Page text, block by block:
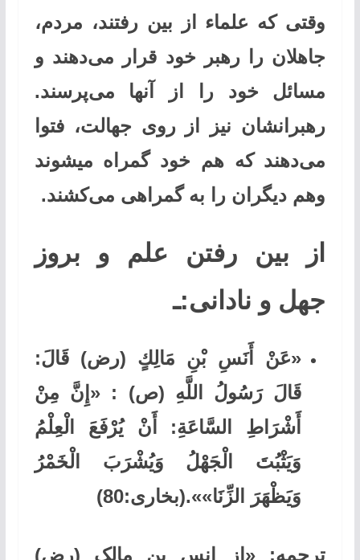
وقتی كه علماء از بین رفتند، مردم،
جاهلان را رهبر خود قرار می‌دهند و
مسائل خود را از آنها می‌پرسند.
رهبرانشان نیز از روی جهالت، فتوا
می‌دهند كه هم خود گمراه میشوند
وهم دیگران را به گمراهی می‌كشند.
از بين رفتن علم و بروز
جهل و نادانی:ـ
«عَنْ أَنَسِ بْنِ مَالِكٍ (رض) قَالَ:
قَالَ رَسُولُ اللَّهِ (ص) : «إِنَّ مِنْ
أَشْرَاطِ السَّاعَةِ: أَنْ يُرْفَعَ الْعِلْمُ
وَيَثْبُتَ الْجَهْلُ وَيُشْرَبَ الْخَمْرُ
وَيَظْهَرَ الزِّنَا»».(بخارى:80)
ترجمه: «از انس بن مالک (رض)